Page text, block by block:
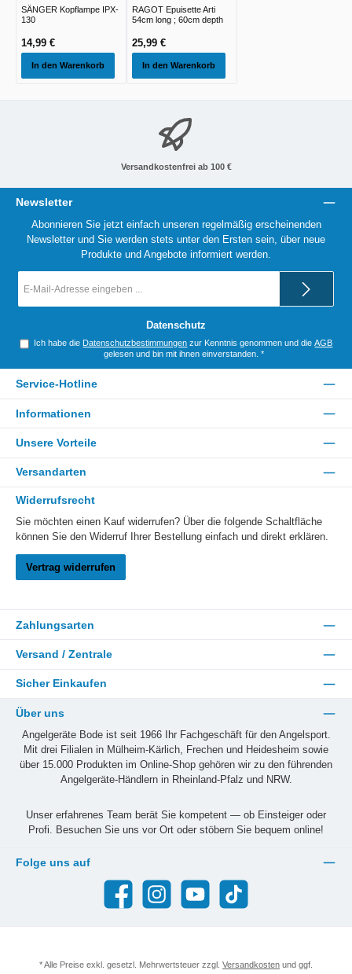
SÄNGER Kopflampe IPX-
130
14,99 €
In den Warenkorb
RAGOT Epuisette Arti
54cm long ; 60cm depth
25,99 €
In den Warenkorb
Versandkostenfrei ab 100 €
Newsletter
Abonnieren Sie jetzt einfach unseren regelmäßig erscheinenden
Newsletter und Sie werden stets unter den Ersten sein, über neue
Produkte und Angebote informiert werden.
Mail-
Datenschutz
Ich habe die Datenschutzbestimmungen zur Kenntnis genommen und dieAGB
gelesen und bin mit ihnen einverstanden. *
Service-Hotline
Informationen
Unsere Vorteile
Versandarten
Widerrufsrecht
Sie möchten einen Kauf widerrufen? Über die folgende Schaltfläche
können Sie den Widerruf Ihrer Bestellung einfach und direkt erklären.
Vertrag widerrufen
Zahlungsarten
Versand / Zentrale
Sicher Einkaufen
Über uns
Angelgeräte Bode ist seit 1966 Ihr Fachgeschäft für den Angelsport.
Mit drei Filialen in Mülheim-Kärlich, Frechen und Heidesheim sowie
über 15.000 Produkten im Online-Shop gehören wir zu den führenden
Angelgeräte-Händlern in Rheinland-Pfalz und NRW.
Unser erfahrenes Team berät Sie kompetent — ob Einsteiger oder
Profi. Besuchen Sie uns vor Ort oder stöbern Sie bequem online!
Folge uns auf
Facebook Instagram YouTube TikTok
* Alle Preise exkl. gesetzl. Mehrwertsteuer zzgl. Versandkosten und ggf.